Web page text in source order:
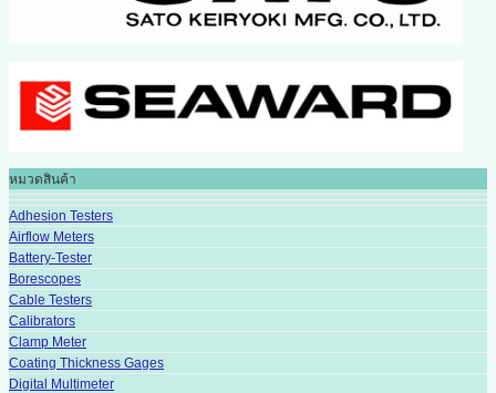
หมวดสินค้า
Adhesion Testers
Airflow Meters
Battery-Tester
Borescopes
Cable Testers
Calibrators
Clamp Meter
Coating Thickness Gages
Digital Multimeter